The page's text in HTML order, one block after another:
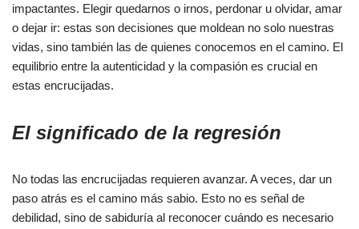
impactantes. Elegir quedarnos o irnos, perdonar u olvidar, amar
o dejar ir: estas son decisiones que moldean no solo nuestras
vidas, sino también las de quienes conocemos en el camino. El
equilibrio entre la autenticidad y la compasión es crucial en
estas encrucijadas.
El significado de la regresión
No todas las encrucijadas requieren avanzar. A veces, dar un
paso atrás es el camino más sabio. Esto no es señal de
debilidad, sino de sabiduría al reconocer cuándo es necesario